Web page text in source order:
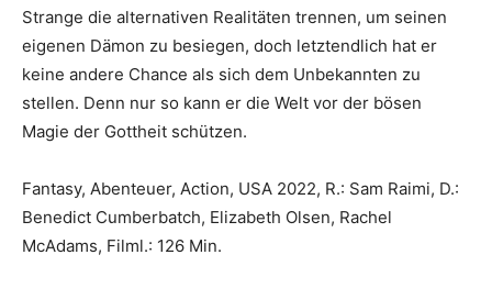
Strange die alternativen Realitäten trennen, um seinen
eigenen Dämon zu besiegen, doch letztendlich hat er
keine andere Chance als sich dem Unbekannten zu
stellen. Denn nur so kann er die Welt vor der bösen
Magie der Gottheit schützen.
Fantasy, Abenteuer, Action, USA 2022, R.: Sam Raimi, D.:
Benedict Cumberbatch, Elizabeth Olsen, Rachel
McAdams, Filml.: 126 Min.